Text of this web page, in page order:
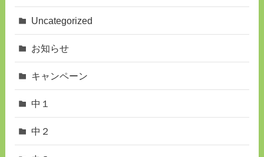
Uncategorized
お知らせ
キャンペーン
中１
中２